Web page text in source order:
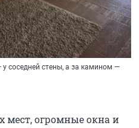
соседней стены, а за камином —
мест, огромные окна и